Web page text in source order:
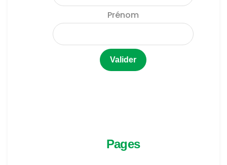
Prénom
Pages